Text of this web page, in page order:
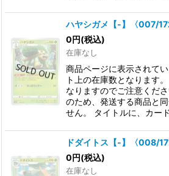
ハヤシガメ【-】〈007/
0円(税込)
在庫なし
商品ページに表示されて
ト上の在庫数となります
なりますのでご注意くだ
のため、発送する商品と
せん。 タイトルに、カー
ドダイトス【-】〈008/
0円(税込)
在庫なし